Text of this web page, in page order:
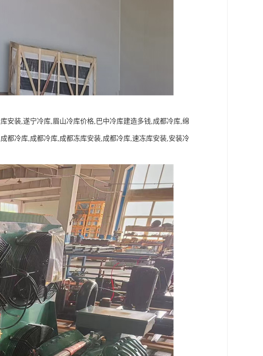
安装,遂宁冷库,眉山冷库价格,巴中冷库建造多钱,成都冷库,绵
都冷库,成都冷库,成都冻库安装,成都冷库,速冻库安装,安装冷